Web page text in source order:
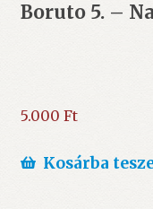
Boruto 5. –
5.000 Ft
Kosárba